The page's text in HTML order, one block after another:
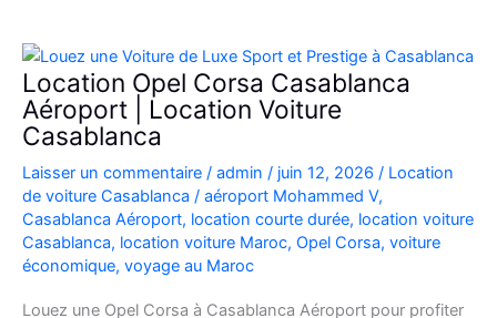
Location Opel Corsa Casablanca
Aéroport | Location Voiture
Casablanca
Laisser un commentaire / admin / juin 12, 2026 / Location
de voiture Casablanca / aéroport Mohammed V,
Casablanca Aéroport, location courte durée, location voiture
Casablanca, location voiture Maroc, Opel Corsa, voiture
économique, voyage au Maroc
Louez une Opel Corsa à Casablanca Aéroport pour profiter